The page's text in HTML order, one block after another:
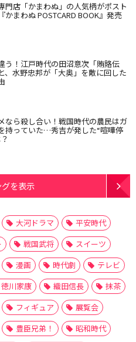
門店「かまわぬ」の人気柄がポスト
かまわぬ POSTCARD BOOK』発売
う！江戸時代の田沼意次「賄賂伝
、水野忠邦が「大奥」を敵に回した
なら殺し合い！戦国時代の農民はガ
持っていた…秀吉が発した“喧嘩停
を表示
大河ドラマ
平安時代
戦国武将
スイーツ
漫画 時代劇
テレビ
徳川家康 織田信長
抹茶
フィギュア
展覧会
豊臣兄弟！
昭和時代